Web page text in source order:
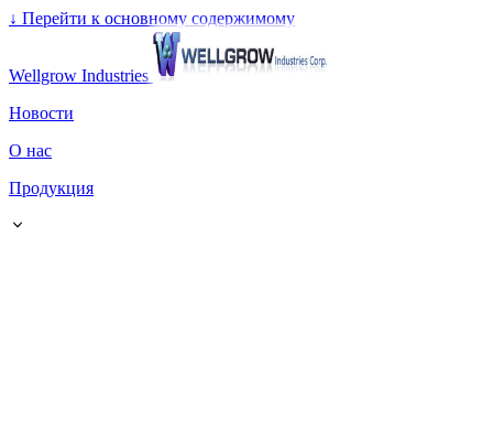
↓ Перейти к основному содержимому
Wellgrow Industries
Новости
О нас
Продукция